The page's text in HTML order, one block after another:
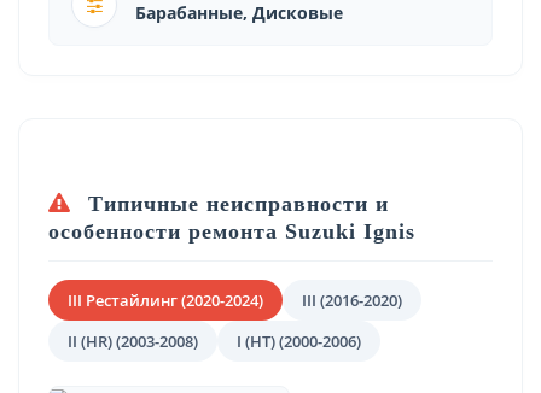
Барабанные, Дисковые
Типичные неисправности и
особенности ремонта Suzuki Ignis
III Рестайлинг (2020-2024)
III (2016-2020)
II (HR) (2003-2008)
I (HT) (2000-2006)